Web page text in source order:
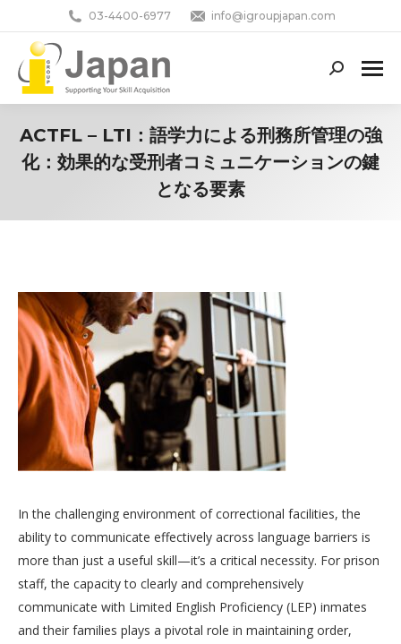
03-4400-6977 info@igroupjapan.com
Search:
ACTFL – LTI：語学力による刑務所管理の強
化：効果的な受刑者コミュニケーションの鍵
となる要素
In the challenging environment of correctional facilities, the
ability to communicate effectively across language barriers is
more than just a useful skill—it’s a critical necessity. For prison
staff, the capacity to clearly and comprehensively
communicate with Limited English Proficiency (LEP) inmates
and their families plays a pivotal role in maintaining order,